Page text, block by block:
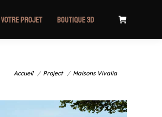
Votre projet Boutique 3D
Accueil Project Maisons Vivalia